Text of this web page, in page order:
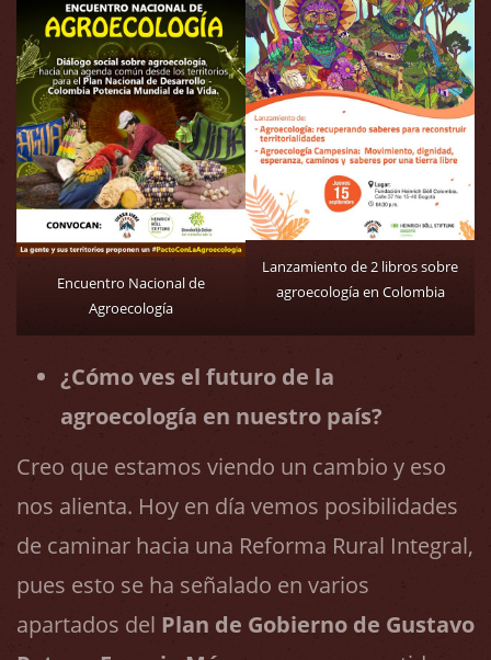
Encuentro Nacional de
Agroecología
Lanzamiento de 2 libros sobre
agroecología en Colombia
¿Cómo ves el futuro de la
agroecología en nuestro país?
Creo que estamos viendo un cambio y eso
nos alienta. Hoy en día vemos posibilidades
de caminar hacia una Reforma Rural Integral,
pues esto se ha señalado en varios
apartados del Plan de Gobierno de Gustavo